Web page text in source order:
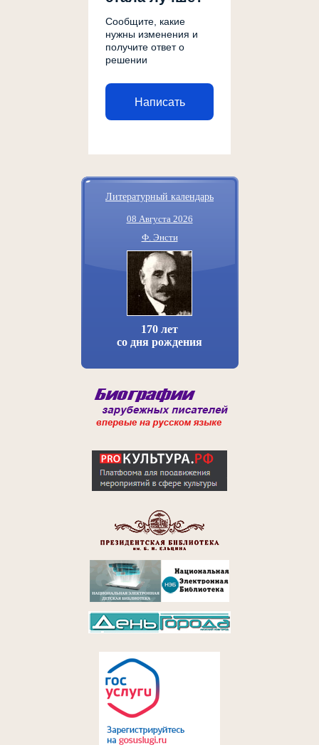
Сообщите, какие
нужны изменения и
получите ответ о
решении
Написать
Литературный календарь
08 Августа 2026
Ф. Энсти
170 лет
со дня рождения